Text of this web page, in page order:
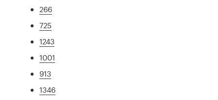
266
725
1243
1001
913
1346